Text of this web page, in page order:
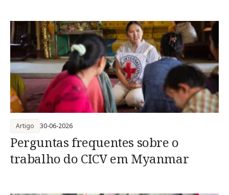
Perguntas frequentes sobre o
trabalho do CICV em Myanmar
Artigo 30-06-2026